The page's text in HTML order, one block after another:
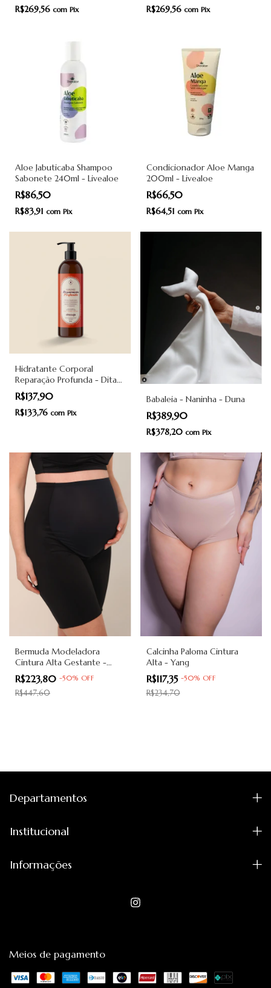
R$269,56 com Pix R$269,56 com Pix
Aloe Jabuticaba Shampoo
Sabonete 240ml - Livealoe
R$86,50
R$83,91 com Pix
Condicionador Aloe Manga
200ml - Livealoe
R$66,50
R$64,51 com Pix
Hidratante Corporal
Reparação Profunda - Dita
Cuja
R$137,90
R$133,76 com Pix
Babaleia - Naninha - Duna
R$389,90
R$378,20 com Pix
Bermuda Modeladora
Cintura Alta Gestante -
Yang
R$223,80 -50% OFF
R$447,60
Calcinha Paloma Cintura
Alta - Yang
R$117,35 -50% OFF
R$234,70
Departamentos
Institucional
Informações
Meios de pagamento